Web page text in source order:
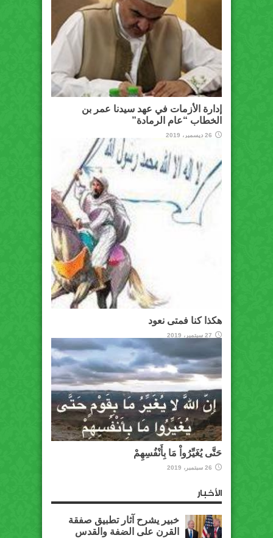
إدارة الأزمات في عهد سيدنا عمر بن
الخطاب “عام الرمادة”
26 ديسمبر، 2019
هكذا كنا فمتى نعود
27 سبتمبر، 2019
حَتَّى يُغَيِّرُواْ مَا بِأَنْفُسِهِمْ
26 سبتمبر، 2019
الأخبار
خبير يشرح آثار تطبيق صفقة
القرن على الضفة والقدس